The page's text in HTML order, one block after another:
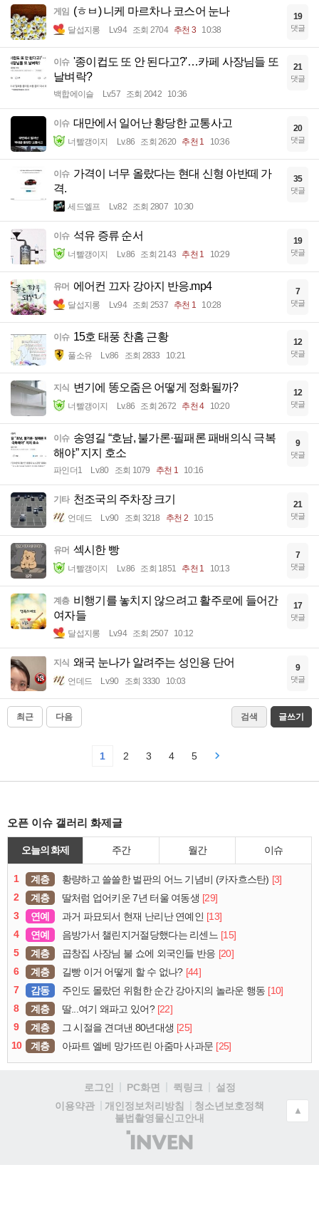
게임 (ㅎㅂ) 니케 마르차나 코스어 눈나
달섭지롱 Lv.94 조회 2704 추천 3 10:38
19
댓글
이슈 '종이컵도 또 안 된다고?'…카페 사장님들 또
날벼락?
백합에이슬 Lv.57 조회 2042 10:36
21
댓글
이슈 대만에서 일어난 황당한 교통사고
너빨갱이지 Lv.86 조회 2620 추천 1 10:36
20
댓글
이슈 가격이 너무 올랐다는 현대 신형 아반떼 가
격.
세드엘프 Lv.82 조회 2807 10:30
35
댓글
이슈 석유 증류 순서
너빨갱이지 Lv.86 조회 2143 추천 1 10:29
19
댓글
유머 에어컨 끄자 강아지 반응.mp4
달섭지롱 Lv.94 조회 2537 추천 1 10:28
7
댓글
이슈 15호 태풍 찬홈 근황
풀소유 Lv.86 조회 2833 10:21
12
댓글
지식 변기에 똥오줌은 어떻게 정화될까?
너빨갱이지 Lv.86 조회 2672 추천 4 10:20
12
댓글
이슈 송영길 “호남, 불가론·필패론 패배의식 극복
해야” 지지 호소
파인더1 Lv.80 조회 1079 추천 1 10:16
9
댓글
기타 천조국의 주차장 크기
언데드 Lv.90 조회 3218 추천 2 10:15
21
댓글
유머 섹시한 빵
너빨갱이지 Lv.86 조회 1851 추천 1 10:13
7
댓글
계층 비행기를 놓치지 않으려고 활주로에 들어간
여자들
달섭지롱 Lv.94 조회 2507 10:12
17
댓글
지식 왜국 눈나가 알려주는 성인용 단어
언데드 Lv.90 조회 3330 10:03
9
댓글
최근 다음 검색 글쓰기
1 2 3 4 5
오픈 이슈 갤러리 화제글
오늘의 화제 주간 월간 이슈
1 계층 황량하고 쓸쓸한 벌판의 어느 기념비 (카자흐스탄) [3]
2
계층 딸처럼 업어키운 7년 터울 여동생 [29]
3
연예 과거 파묘되서 현재 난리난 연예인 [13]
4
연예 음방가서 챌린지거절당했다는 리센느 [15]
5
계층 곱창집 사장님 불 쇼에 외국인들 반응 [20]
6
계층 길빵 이거 어떻게 할 수 없나? [44]
7
감동 주인도 몰랐던 위험한 순간 강아지의 놀라운 행동 [10]
8
계층 딸...여기 왜파고 있어? [22]
9
계층 그 시절을 견뎌낸 80년대생 [25]
10
계층 아파트 엘베 망가뜨린 아줌마 사과문 [25]
로그인 PC화면 퀵링크
설정
이용약관
개인정보처리방침
청소년보호정책
불법촬영물신고안내
(주)
인
▲